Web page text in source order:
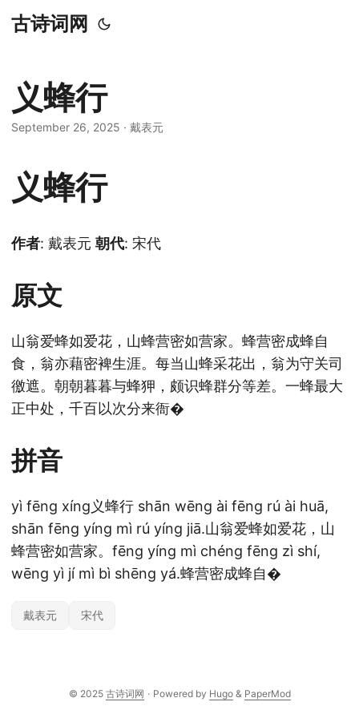
古诗词网
义蜂行
September 26, 2025 · 戴表元
义蜂行
作者: 戴表元 朝代: 宋代
原文
山翁爱蜂如爱花，山蜂营密如营家。 蜂营密成蜂自
食，翁亦藉密裨生涯。 每当山蜂采花出，翁为守关司
徼遮。 朝朝暮暮与蜂狎，颇识蜂群分等差。 一蜂最大
正中处，千百以次分来衙�
拼音
yì fēng xíng义蜂行 shān wēng ài fēng rú ài huā,
shān fēng yíng mì rú yíng jiā.山翁爱蜂如爱花，山
蜂营密如营家。 fēng yíng mì chéng fēng zì shí,
wēng yì jí mì bì shēng yá.蜂营密成蜂自�
戴表元 宋代
© 2025 古诗词网 · Powered by Hugo& PaperMod